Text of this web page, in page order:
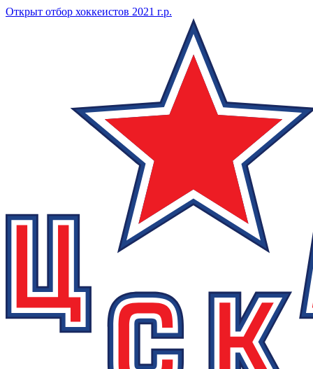
Открыт отбор хоккеистов 2021 г.р.